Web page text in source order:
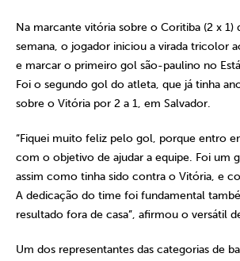
Na marcante vitória sobre o Coritiba (2 x
semana, o jogador iniciou a virada tricolor
e marcar o primeiro gol são-paulino no
Foi o segundo gol do atleta, que já tinha
sobre o Vitória por 2 a 1, em Salvador.
“Fiquei muito feliz pelo gol, porque entro
com o objetivo de ajudar a equipe. Foi um
assim como tinha sido contra o Vitória, e
A dedicação do time foi fundamental
resultado fora de casa”, afirmou o versátil
Um dos representantes das categorias de